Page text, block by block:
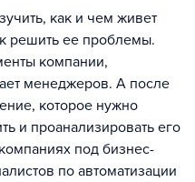
как и чем живет
решить ее проблемы.
компании,
менеджеров. А после
которое нужно
и проанализировать его
под бизнес-
по автоматизации